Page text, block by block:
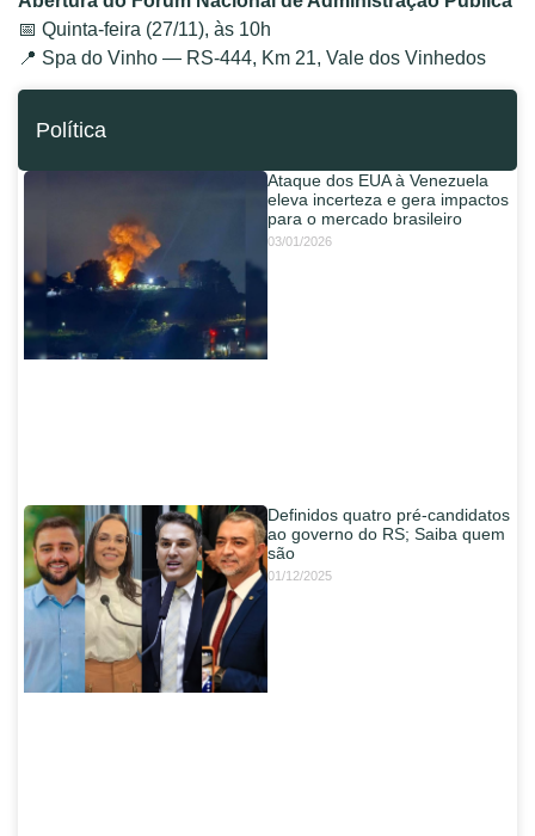
📅 Quinta-feira (27/11), às 10h
📍 Spa do Vinho — RS-444, Km 21, Vale dos Vinhedos
Política
Ataque dos EUA à Venezuela
eleva incerteza e gera impactos
para o mercado brasileiro
03/01/2026
Definidos quatro pré-candidatos
ao governo do RS; Saiba quem
são
01/12/2025